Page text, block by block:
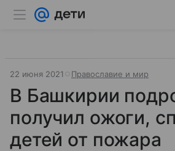
22 июня 2021 Православие и мир
В Башкирии
получил ожоги,
детей от пожара